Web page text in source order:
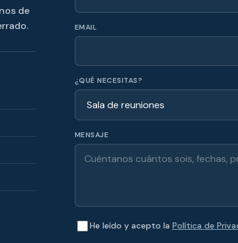
de
EMAIL
¿QUÉ NECESITAS?
MENSAJE
He leído y acepto la Política de